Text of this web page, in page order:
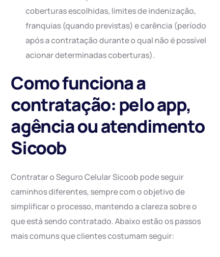
coberturas escolhidas, limites de indenização,
franquias (quando previstas) e carência (período
após a contratação durante o qual não é possível
acionar determinadas coberturas).
Como funciona a
contratação: pelo app,
agência ou atendimento
Sicoob
Contratar o Seguro Celular Sicoob pode seguir
caminhos diferentes, sempre com o objetivo de
simplificar o processo, mantendo a clareza sobre o
que está sendo contratado. Abaixo estão os passos
mais comuns que clientes costumam seguir: